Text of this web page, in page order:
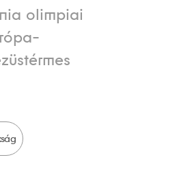
olimpiai